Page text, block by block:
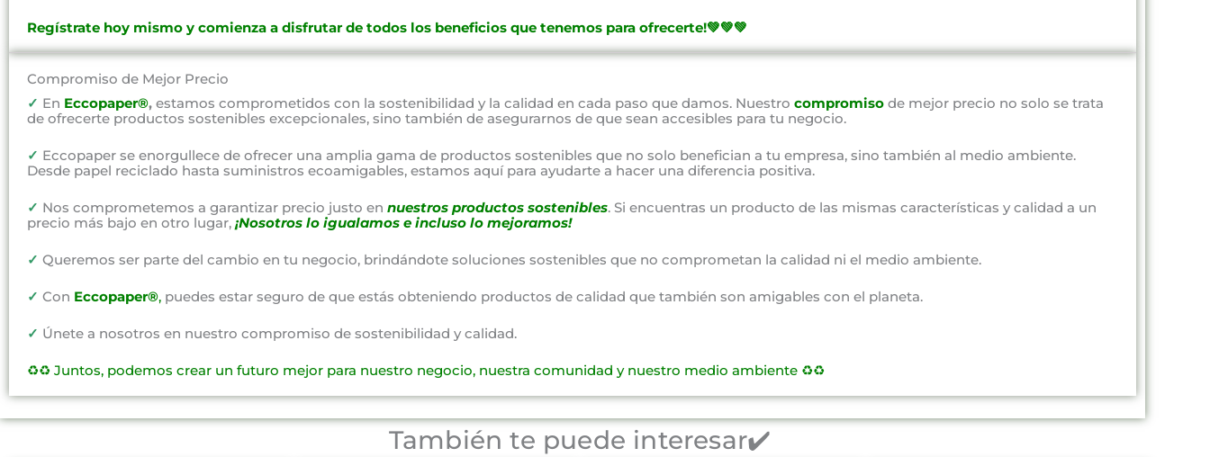
Regístrate hoy mismo y comienza a disfrutar de todos los beneficios que tenemos para ofrecerte!💚💚💚
Compromiso de Mejor Precio
✓ En Eccopaper®, estamos comprometidos con la sostenibilidad y la calidad en cada paso que damos. Nuestro compromiso de mejor precio no solo se trata
de ofrecerte productos sostenibles excepcionales, sino también de asegurarnos de que sean accesibles para tu negocio.
✓ Eccopaper se enorgullece de ofrecer una amplia gama de productos sostenibles que no solo benefician a tu empresa, sino también al medio ambiente.
Desde papel reciclado hasta suministros ecoamigables, estamos aquí para ayudarte a hacer una diferencia positiva.
✓ Nos comprometemos a garantizar precio justo en nuestros productos sostenibles. Si encuentras un producto de las mismas características y calidad a un
precio más bajo en otro lugar, ¡Nosotros lo igualamos e incluso lo mejoramos!
✓ Queremos ser parte del cambio en tu negocio, brindándote soluciones sostenibles que no comprometan la calidad ni el medio ambiente.
✓ Con Eccopaper®, puedes estar seguro de que estás obteniendo productos de calidad que también son amigables con el planeta.
✓ Únete a nosotros en nuestro compromiso de sostenibilidad y calidad.
♻️♻️ Juntos, podemos crear un futuro mejor para nuestro negocio, nuestra comunidad y nuestro medio ambiente ♻️♻️
También te puede interesar✔️